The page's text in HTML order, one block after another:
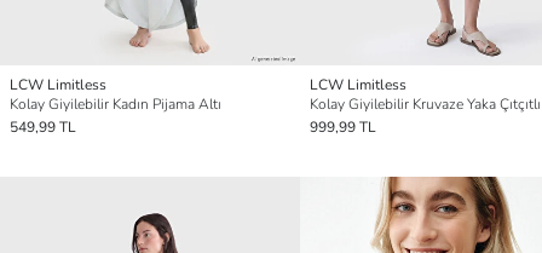
LCW Limitless
Kolay Giyilebilir Kadın Pijama Altı
549,99 TL
LCW Limitless
Kolay Giyilebilir Kruvaze Yaka
999,99 TL